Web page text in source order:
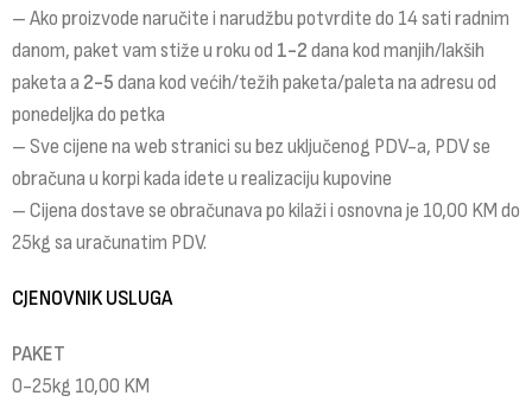
– Ako proizvode naručite i narudžbu potvrdite do 14 sati radnim
danom, paket vam stiže u roku od 1-2 dana kod manjih/lakših
paketa a 2-5 dana kod većih/težih paketa/paleta na adresu od
ponedeljka do petka
– Sve cijene na web stranici su bez uključenog PDV-a, PDV se
obračuna u korpi kada idete u realizaciju kupovine
– Cijena dostave se obračunava po kilaži i osnovna je 10,00 KM do
25kg sa uračunatim PDV.
CJENOVNIK USLUGA
PAKET
0-25kg 10,00 KM